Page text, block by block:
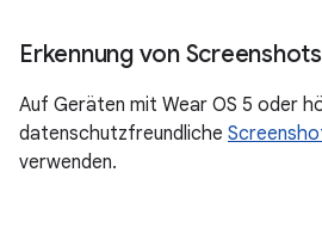
Erkennung von Screenshots
Auf Geräten mit Wear OS 5 oder
datenschutzfreundliche
verwenden.